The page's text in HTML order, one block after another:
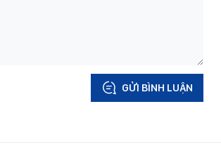
GỬI BÌNH LUẬN